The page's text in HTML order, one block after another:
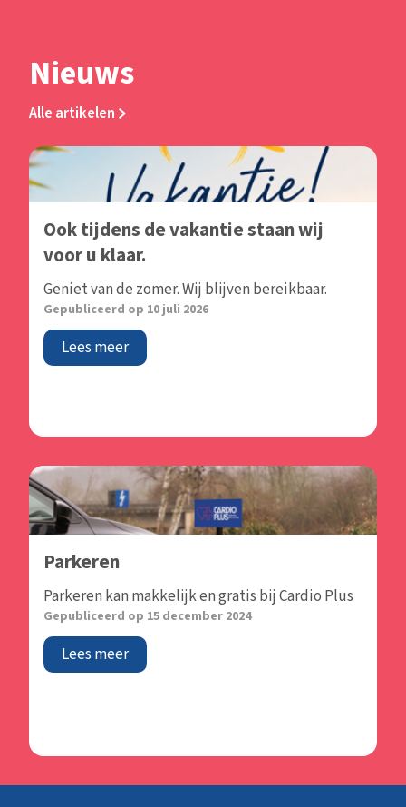
Nieuws
Alle artikelen
Ook tijdens de vakantie staan wij
voor u klaar.
Geniet van de zomer. Wij blijven bereikbaar.
Gepubliceerd op 10 juli 2026
Lees meer
Parkeren
Parkeren kan makkelijk en gratis bij Cardio Plus
Gepubliceerd op 15 december 2024
Lees meer